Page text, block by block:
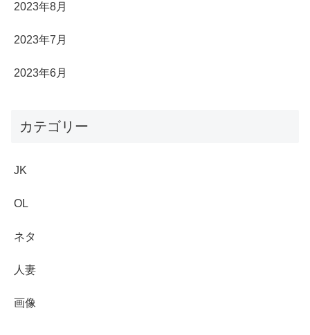
2023年8月
2023年7月
2023年6月
カテゴリー
JK
OL
ネタ
人妻
画像